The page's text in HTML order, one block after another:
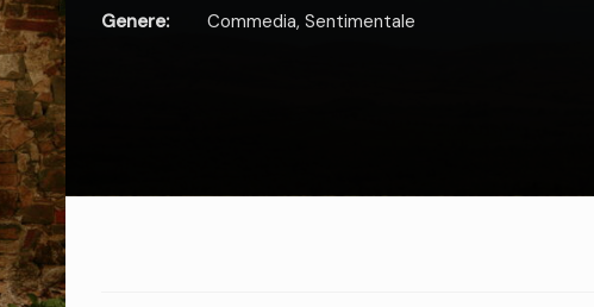
Genere:
Commedia, Sentimentale